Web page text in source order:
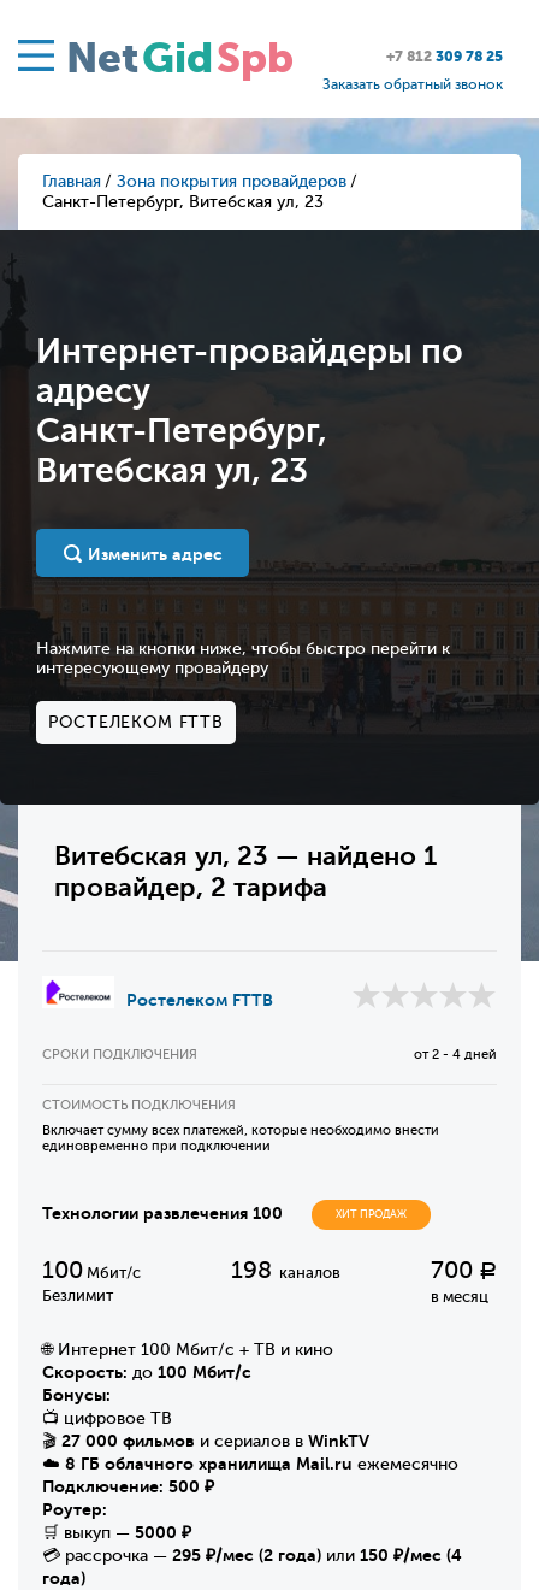
NetGidSpb +7 812 309 78 25
Заказать обратный звонок
Главная
Зона покрытия провайдеров
Санкт-Петербург, Витебская ул, 23
Интернет-провайдеры по
адресу
Санкт-Петербург,
Витебская ул, 23
Изменить адрес
Нажмите на кнопки ниже, чтобы быстро перейти к
интересующему провайдеру
РОСТЕЛЕКОМ FTTB
Витебская ул, 23 — найдено 1
провайдер, 2 тарифа
Ростелеком FTTB
СРОКИ ПОДКЛЮЧЕНИЯ от 2 - 4 дней
СТОИМОСТЬ ПОДКЛЮЧЕНИЯ
Включает сумму всех платежей, которые необходимо внести
единовременно при подключении
Технологии развлечения 100 ХИТ ПРОДАЖ
100 Мбит/с
Безлимит
198 каналов 700 Р
в месяц
🌐 Интернет 100 Мбит/с + ТВ и кино
Скорость: до 100 Мбит/с
Бонусы:
📺 цифровое ТВ
🎬 27 000 фильмов и сериалов в WinkTV
☁️ 8 ГБ облачного хранилища Mail.ru ежемесячно
Подключение: 500 ₽
Роутер:
🛒 выкуп — 5000 ₽
💳 рассрочка — 295 ₽/мес (2 года) или 150 ₽/мес (4
года)